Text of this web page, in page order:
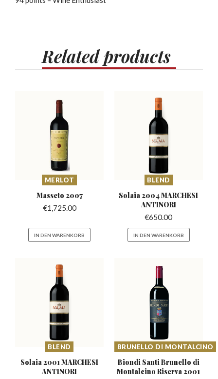
Relatedproducts
MERLOT
Masseto 2007
€1,725.00
IN DEN WARENKORB
BLEND
Solaia 2004 MARCHESI
ANTINORI
€650.00
IN DEN WARENKORB
BLEND
Solaia 2001 MARCHESI
ANTINORI
BRUNELLO DI MONTALCINO
Biondi Santi Brunello di
Montalcino Riserva 2001